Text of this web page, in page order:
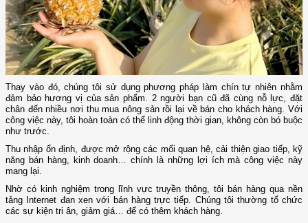
Thay vào đó, chúng tôi sử dụng phương pháp làm chín tự nhiên nhằm
đảm bảo hương vị của sản phẩm. 2 người bạn cũ đã cùng nỗ lực, đặt
chân đến nhiều nơi thu mua nông sản rồi lại về bán cho khách hàng. Với
công việc này, tôi hoàn toàn có thể linh động thời gian, không còn bó buộc
như trước.
Thu nhập ổn định, được mở rộng các mối quan hệ, cải thiện giao tiếp, kỹ
năng bán hàng, kinh doanh… chính là những lợi ích mà công việc này
mang lại.
Nhờ có kinh nghiệm trong lĩnh vực truyền thông, tôi bán hàng qua nền
tảng Internet đan xen với bán hàng trực tiếp. Chúng tôi thường tổ chức
các sự kiện tri ân, giảm giá… để có thêm khách hàng.